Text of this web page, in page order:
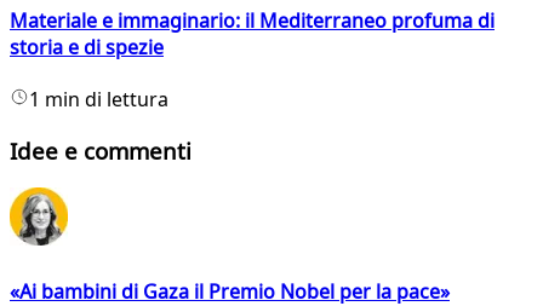
Materiale e immaginario: il Mediterraneo profuma di
storia e di spezie
1 min di lettura
Idee e commenti
«Ai bambini di Gaza il Premio Nobel per la pace»